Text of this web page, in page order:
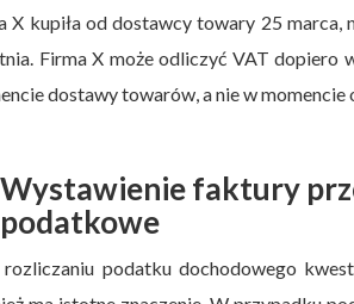
X kupiła od dostawcy towary 25
Firma X może odliczyć VAT
dostawy towarów, a nie w
Wystawienie faktury
podatkowe
rozliczaniu podatku dochodowego